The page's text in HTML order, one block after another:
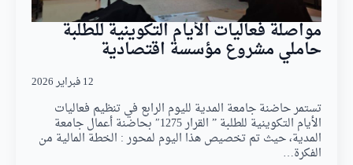
مواصلة فعاليات الأيام التكوينية للطلبة
حاملي مشروع مؤسسة اقتصادية
12 فبراير 2026
تستمر حاضنة جامعة المدية لليوم الرابع في تنظيم فعاليات
الأيام التكوينية للطلبة ” القرار 1275″ بحاضنة أعمال جامعة
المدية، حيث تم تخصيص هذا اليوم لمحور : الخطة المالية من
الفكرة…